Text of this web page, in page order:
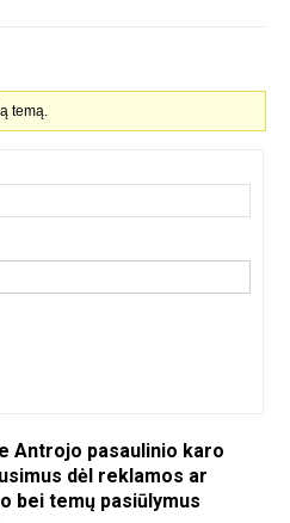
temą.
Antrojo pasaulinio karo
dėl reklamos ar
bei temų pasiūlymus